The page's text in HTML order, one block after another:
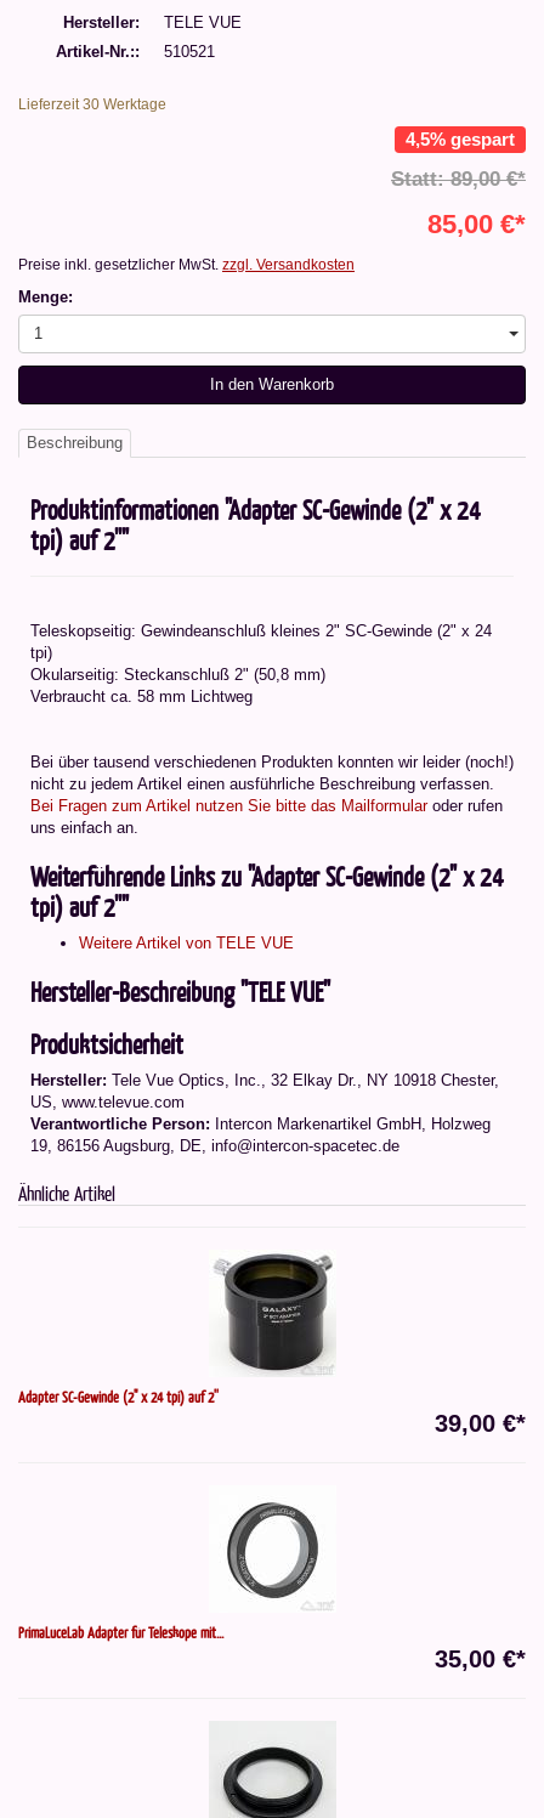
Hersteller
TELE VUE
Artikel-Nr.:
510521
Lieferzeit 30 Werktage
4,5% gespart
Statt: 89,00 €*
85,00 €*
Preise inkl. gesetzlicher MwSt. zzgl. Versandkosten
Menge:
1
In den Warenkorb
Beschreibung
Produktinformationen "Adapter SC-Gewinde (2" x 24
tpi) auf 2''"
Teleskopseitig: Gewindeanschluß kleines 2" SC-Gewinde (2" x 24
tpi)
Okularseitig: Steckanschluß 2" (50,8 mm)
Verbraucht ca. 58 mm Lichtweg
Bei über tausend verschiedenen Produkten konnten wir leider (noch!)
nicht zu jedem Artikel einen ausführliche Beschreibung verfassen.
Bei Fragen zum Artikel nutzen Sie bitte das Mailformularoder rufen
uns einfach an.
Weiterführende Links zu "Adapter SC-Gewinde (2" x 24
tpi) auf 2''"
Weitere Artikel von TELE VUE
Hersteller-Beschreibung "TELE VUE"
Produktsicherheit
Hersteller: Tele Vue Optics, Inc., 32 Elkay Dr., NY 10918 Chester,
US, www.televue.com
Verantwortliche Person: Intercon Markenartikel GmbH, Holzweg
19, 86156 Augsburg, DE, info@intercon-spacetec.de
Ähnliche Artikel
Adapter SC-Gewinde (2" x 24 tpi) auf 2''
39,00 €*
PrimaLuceLab Adapter für Teleskope mit...
35,00 €*